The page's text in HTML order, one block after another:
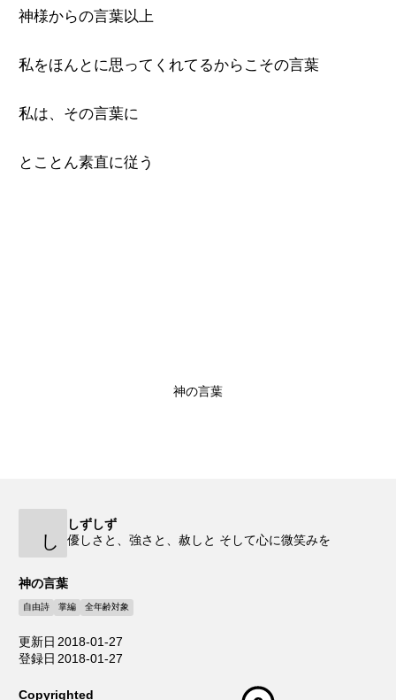
神様からの言葉以上
私をほんとに思ってくれてるからこその言葉
私は、その言葉に
とことん素直に従う
神の言葉
し
しずしず
優しさと、強さと、赦しと そして心に微笑みを
神の言葉
自由詩 掌編 全年齢対象
更新日 2018-01-27
登録日 2018-01-27
Copyrighted